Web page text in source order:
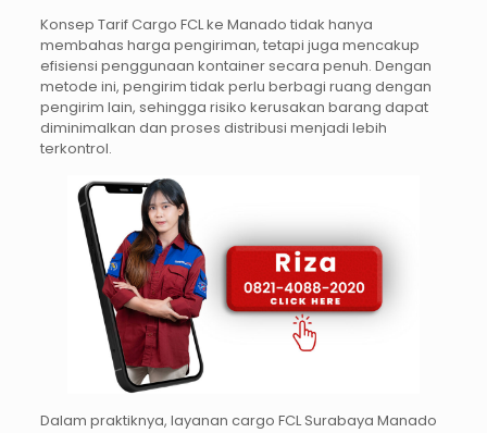
Konsep Tarif Cargo FCL ke Manado tidak hanya
membahas harga pengiriman, tetapi juga mencakup
efisiensi penggunaan kontainer secara penuh. Dengan
metode ini, pengirim tidak perlu berbagi ruang dengan
pengirim lain, sehingga risiko kerusakan barang dapat
diminimalkan dan proses distribusi menjadi lebih
terkontrol.
Dalam praktiknya, layanan cargo FCL Surabaya Manado